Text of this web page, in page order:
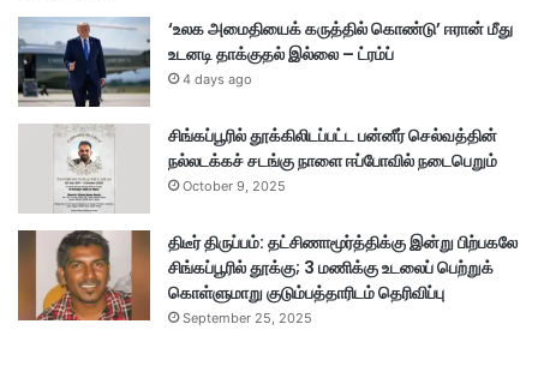
‘உலக அமைதியைக் கருத்தில் கொண்டு’ ஈரான் மீது
உடனடி தாக்குதல் இல்லை – ட்ரம்ப்
4 days ago
சிங்கப்பூரில் தூக்கிலிடப்பட்ட பன்னீர் செல்வத்தின்
நல்லடக்கச் சடங்கு நாளை ஈப்போவில் நடைபெறும்
October 9, 2025
திடீர் திருப்பம்: தட்சிணாமூர்த்திக்கு இன்று பிற்பகலே
சிங்கப்பூரில் தூக்கு; 3 மணிக்கு உடலைப் பெற்றுக்
கொள்ளுமாறு குடும்பத்தாரிடம் தெரிவிப்பு
September 25, 2025